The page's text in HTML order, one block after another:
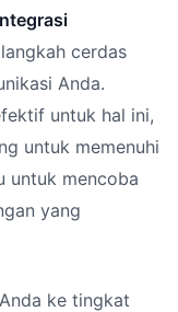
cerdas
Anda.
untuk hal ini,
untuk memenuhi
untuk mencoba
yang
ke tingkat